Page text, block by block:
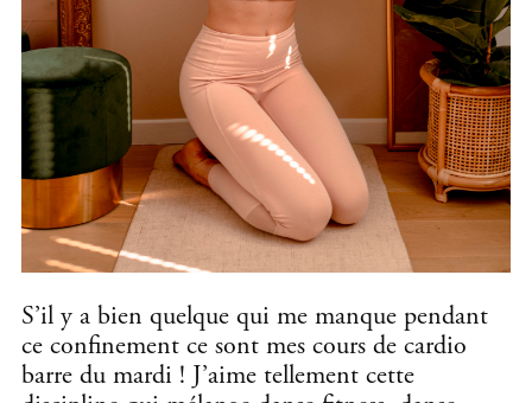
S’il y a bien quelque qui me manque pendant
ce confinement ce sont mes cours de cardio
barre du mardi ! J’aime tellement cette